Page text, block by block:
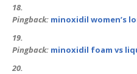
Pingback: minoxidil women’s
Pingback: minoxidil foam vs